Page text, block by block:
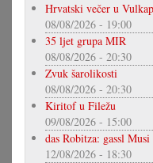
Hrvatski večer u
08/08/2026 - 19:00
35 ljet grupa MIR
08/08/2026 - 20:30
Zvuk šarolikosti
08/08/2026 - 20:30
Kiritof u Filežu
09/08/2026 - 15:00
das Robitza: gassl
12/08/2026 - 18:30